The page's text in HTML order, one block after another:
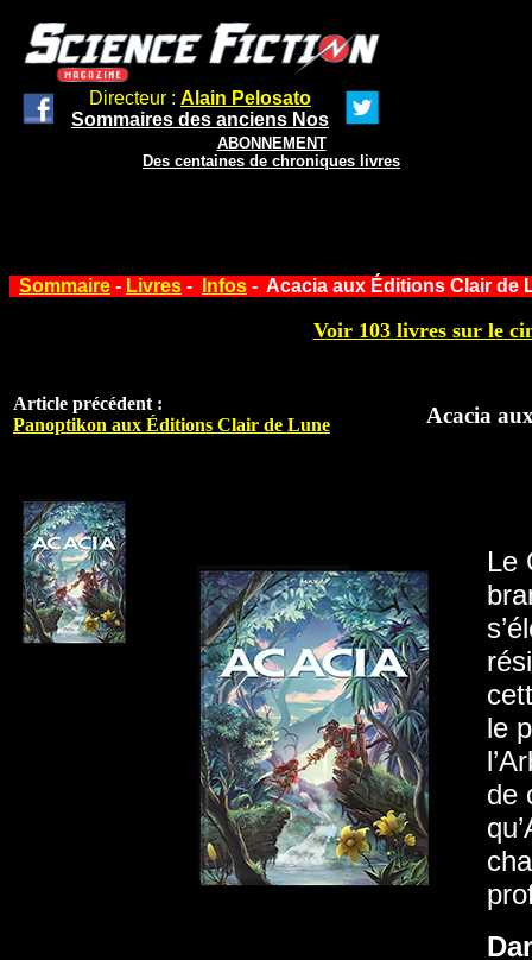
Directeur : Alain Pelosato
Sommaires des anciens Nos
ABONNEMENT
Des centaines de chroniques livres
Sommaire - Livres - Infos - Acacia aux Éditions Clair de
Voir 103 livres sur le
Article précédent :
Panoptikon aux Éditions Clair de Lune
Acacia
Le
le
de